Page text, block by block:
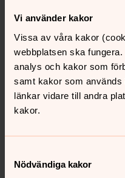
Vi använder kakor
Vissa av våra kakor
webbplatsen ska
analys och kakor som
samt kakor som
länkar vidare till andra
kakor.
Nödvändiga kakor
Anna Nilsson
Hjärsås
Direkt:
044-34 60 18